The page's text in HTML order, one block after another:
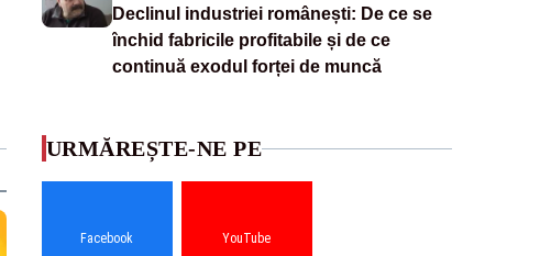
Declinul industriei românești: De ce se
închid fabricile profitabile și de ce
continuă exodul forței de muncă
URMĂREȘTE-NE PE
Facebook YouTube